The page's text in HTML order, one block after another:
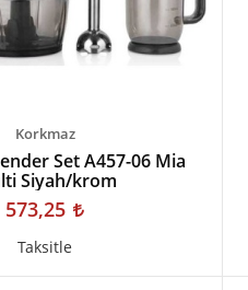
Korkmaz
Set A457-06 Mia
Siyah/krom
573,25
Taksitle